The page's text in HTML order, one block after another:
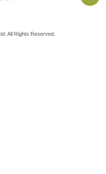
All Rights Reserved.